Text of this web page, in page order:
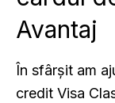
Avantaj
În sfârșit am
credit Visa